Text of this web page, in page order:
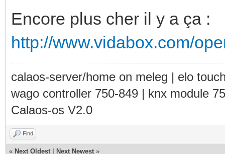
Encore plus cher il y a ça :
http://www.vidabox.com/
calaos-server/home on meleg | elo
wago controller 750-849 | knx module
Calaos-os V2.0
Find
« Next Oldest Next Newest »